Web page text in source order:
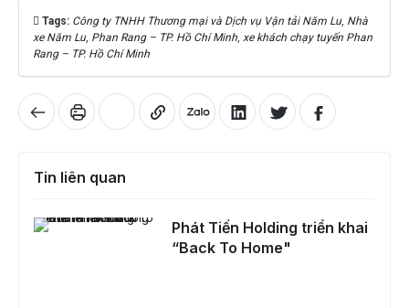
Tags: Công ty TNHH Thương mại và Dịch vụ Vận tải Năm Lu, Nhà
xe Năm Lu, Phan Rang – TP. Hồ Chí Minh, xe khách chạy tuyến Phan
Rang – TP. Hồ Chí Minh
Tin liên quan
Phát Tiến Holding triển khai “Back To Home"
Phát Tiến Holding triển khai
“Back To Home"